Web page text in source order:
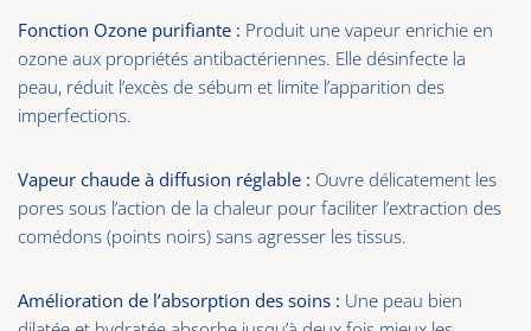
Fonction Ozone purifiante : Produit une vapeur enrichie en
ozone aux propriétés antibactériennes. Elle désinfecte la
peau, réduit l’excès de sébum et limite l’apparition des
imperfections.
Vapeur chaude à diffusion réglable : Ouvre délicatement les
pores sous l’action de la chaleur pour faciliter l’extraction des
comédons (points noirs) sans agresser les tissus.
Amélioration de l’absorption des soins : Une peau bien